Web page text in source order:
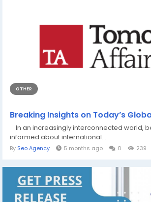
OTHER
Breaking Insights on Today’s
In an increasingly interconnected world,
informed about international...
By Seo Agency 5 months ago 0 239